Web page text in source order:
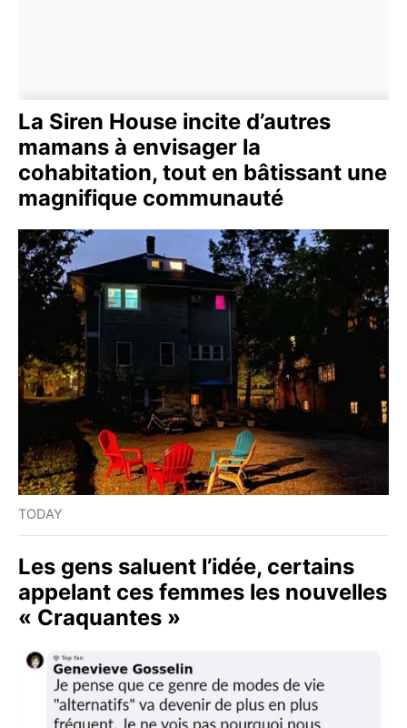
La Siren House incite d’autres
mamans à envisager la
cohabitation, tout en bâtissant une
magnifique communauté
TODAY
Les gens saluent l’idée, certains
appelant ces femmes les nouvelles
« Craquantes »